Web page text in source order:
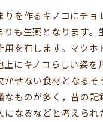
りを作るキノコにチョ
りも生薬となります。
用を有します。マツホ
上にキノコらしい姿を
かせない食材となるそ
なものが多く，昔の記
になるなどと考えられ